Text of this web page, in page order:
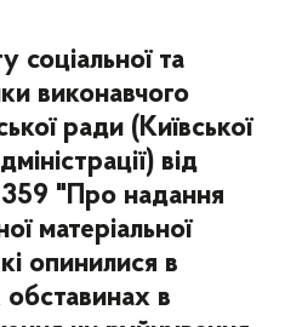
соціальної та
виконавчого
ради (Київської
від
"Про надання
матеріальної
опинилися в
в